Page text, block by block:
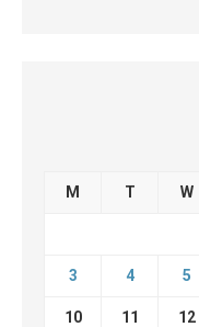
M T W
3 4 5
10 11 12